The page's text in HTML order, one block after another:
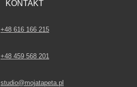
KONTAKT
+48 616 166 215
+48 459 568 201
studio@mojatapeta.pl